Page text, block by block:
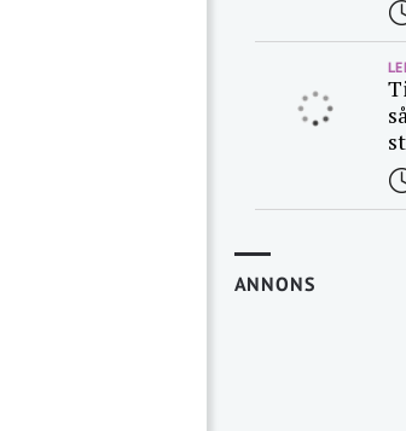
ANNONS